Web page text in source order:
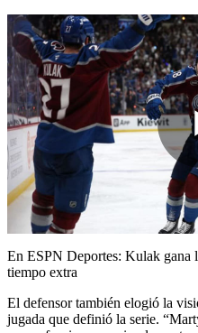
En ESPN Deportes: Kulak gana
tiempo extra
El defensor también elogió la
jugada que definió la serie.